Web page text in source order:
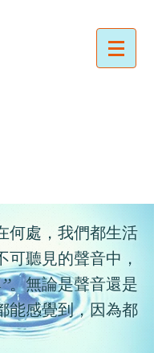
何處，我們都生活
可聽見的聲音中，
。無論是聲音還是
能感覺到，因為都